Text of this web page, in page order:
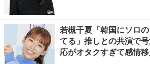
若槻千夏「韓国にソロ
てる」推しとの共演で
応がオタクすぎて感情